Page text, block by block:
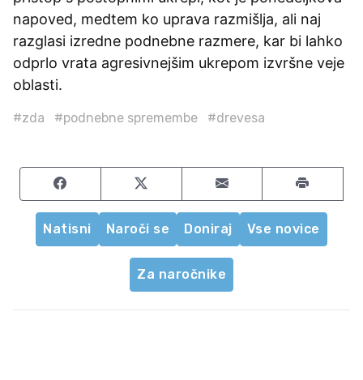
napoved, medtem ko uprava razmišlja, ali naj
razglasi izredne podnebne razmere, kar bi lahko
odprlo vrata agresivnejšim ukrepom izvršne veje
oblasti.
#zda #podnebne spremembe #drevesa
Share on FacebookShare on TwitterShare by email
Natisni Naroči se Doniraj Vse novice
Za naročnike